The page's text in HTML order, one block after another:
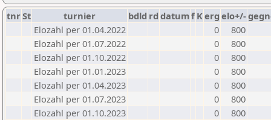
tnrSt turnier bdld rd datumf Kerg elo+/-
Elozahl per 01.04.2022
0
800
Elozahl per 01.07.2022
0
800
Elozahl per 01.10.2022
0
800
Elozahl per 01.01.2023
0
800
Elozahl per 01.04.2023
0
800
Elozahl per 01.07.2023
0
800
Elozahl per 01.10.2023
0
800